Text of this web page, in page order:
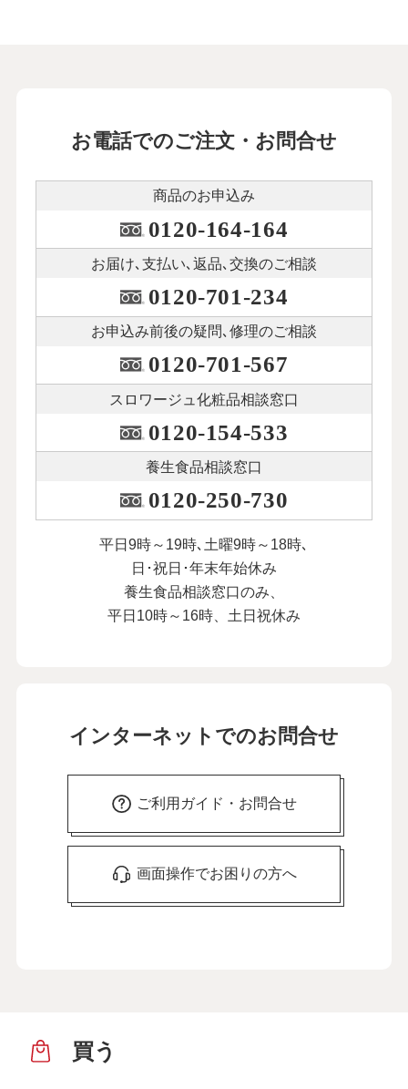
お電話でのご注文・お問合せ
商品のお申込み
0120-164-164
お届け､支払い､ 返品､交換のご相談
0120-701-234
お申込み前後の疑問､修理のご相談
0120-701-567
スロワージュ化粧品相談窓口
0120-154-533
養生食品相談窓口
0120-250-730
平日9時～19時､土曜9時～18時､
日･祝日･年末年始休み
養生食品相談窓口のみ、
平日10時～16時、土日祝休み
インターネットでのお問合せ
ご利用ガイド・お問合せ
画面操作でお困りの方へ
買う